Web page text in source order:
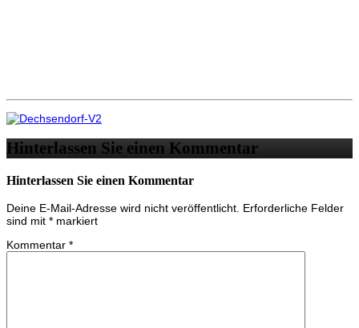
Hinterlassen Sie einen Kommentar
Hinterlassen Sie einen Kommentar
Deine E-Mail-Adresse wird nicht veröffentlicht. Erforderliche Felder
sind mit * markiert
Kommentar *